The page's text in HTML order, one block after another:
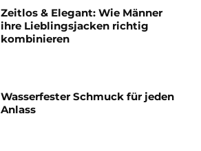
Zeitlos & Elegant: Wie Männer
ihre Lieblingsjacken richtig
kombinieren
Wasserfester Schmuck für jeden
Anlass